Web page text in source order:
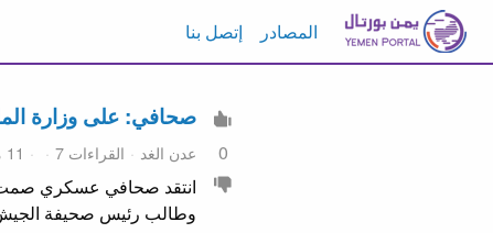
المصادر إتصل بنا
0
صحافي: على وزارة
عدن الغد القراءات 7 11 مايو 2026 11:51
انتقد صحافي عسكري صمت
وطالب رئيس صحيفة